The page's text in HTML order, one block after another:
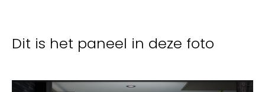
Dit is het paneel in deze foto